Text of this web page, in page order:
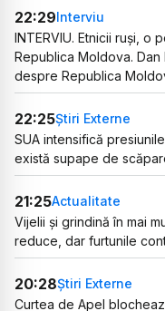
22:29Interviu
INTERVIU. Etnicii ruși, o
Republica Moldova. Dan
despre Republica
22:25Știri Externe
SUA intensifică
există supape de
21:25Actualitate
Vijelii și grindină în mai
reduce, dar furtunile
20:28Știri Externe
Curtea de Apel